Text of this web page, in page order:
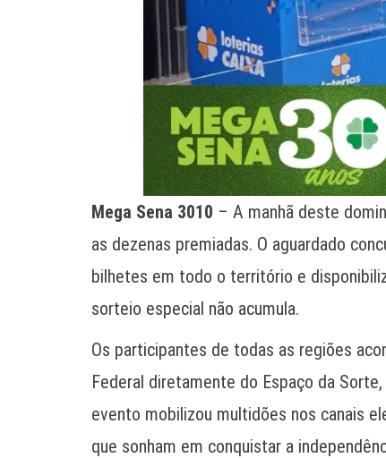
Mega Sena 3010 – A manhã deste
as dezenas premiadas. O aguardado
bilhetes em todo o território e
sorteio especial não acumula.
Os participantes de todas as regiões
Federal diretamente do Espaço da
evento mobilizou multidões nos canais
que sonham em conquistar a